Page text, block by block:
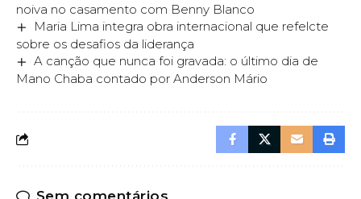
noiva no casamento com Benny Blanco
Maria Lima integra obra internacional que refelcte
sobre os desafios da liderança
A canção que nunca foi gravada: o último dia de
Mano Chaba contado por Anderson Mário
Sem comentários